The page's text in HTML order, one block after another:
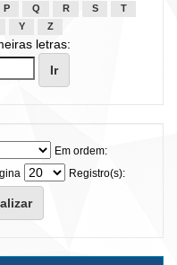
P Q R S
T
Y Z
letras:
Em ordem:
Registro(s):